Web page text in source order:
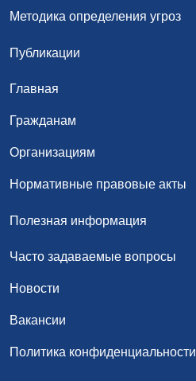
Методика определения угроз
Публикации
Главная
Гражданам
Организациям
Нормативные правовые акты
Полезная информация
Часто задаваемые вопросы
Новости
Вакансии
Политика конфиденциальности